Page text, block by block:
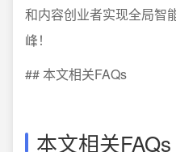
和内容创业者实现全局智
峰！
## 本文相关FAQs
本文相关FAQs